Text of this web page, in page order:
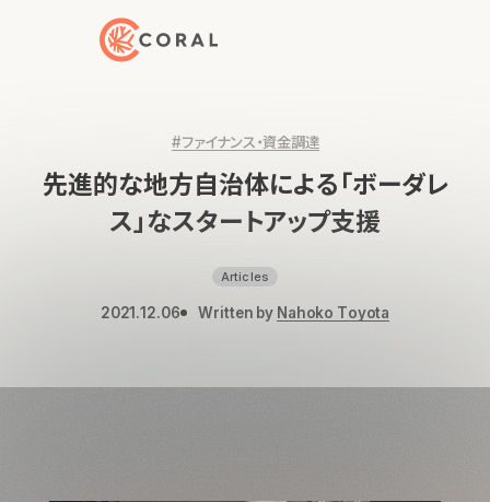
トップページへ戻る
#ファイナンス・資金調達
先進的な地方自治体による「ボーダレ
ス」なスタートアップ支援
Articles
2021.12.06 Written by Nahoko Toyota